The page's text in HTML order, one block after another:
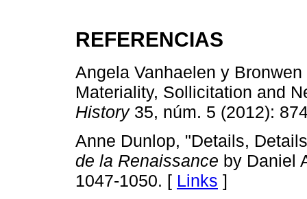
REFERENCIAS
Angela Vanhaelen y
Materiality, Sollicitation and
History35, núm. 5 (2012):
Anne Dunlop, "Details,
de la Renaissance by Daniel
1047-1050. [ Links ]